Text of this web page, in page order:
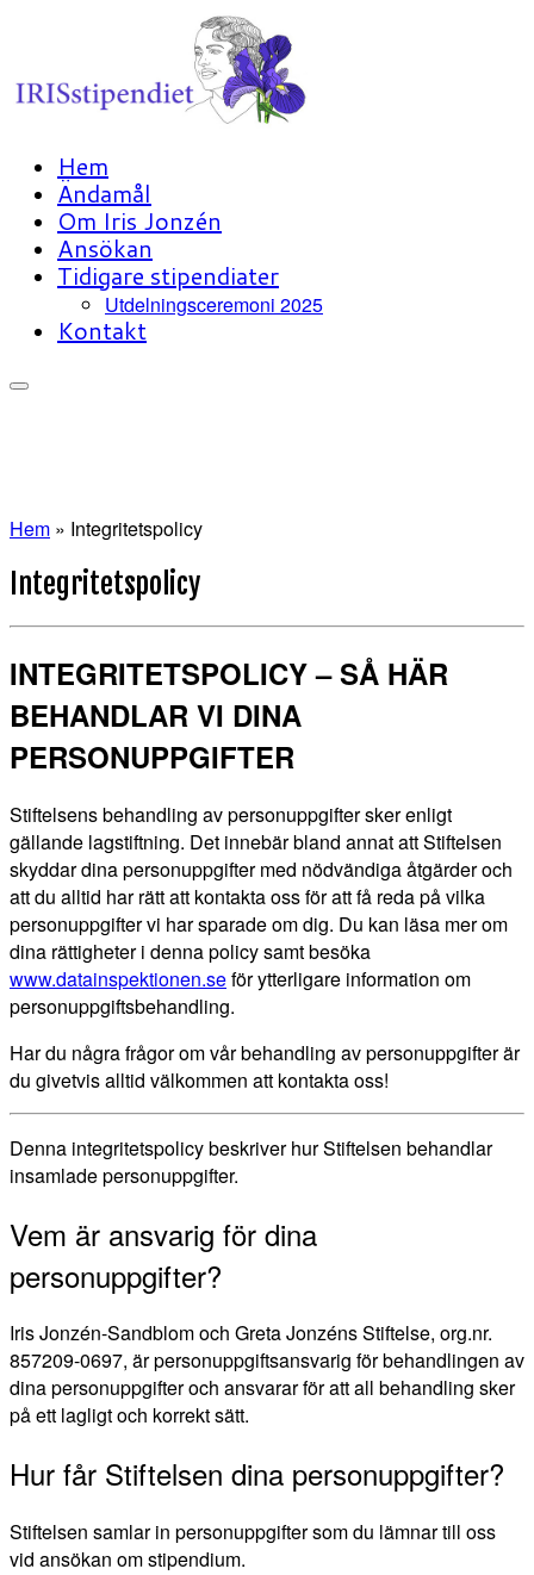
content
Hem
Ändamål
Om Iris Jonzén
Ansökan
Tidigare stipendiater
Utdelningsceremoni 2025
Kontakt
Hem » Integritetspolicy
Integritetspolicy
INTEGRITETSPOLICY – SÅ HÄR
BEHANDLAR VI DINA
PERSONUPPGIFTER
Stiftelsens behandling av personuppgifter sker enligt
gällande lagstiftning. Det innebär bland annat att Stiftelsen
skyddar dina personuppgifter med nödvändiga åtgärder och
att du alltid har rätt att kontakta oss för att få reda på vilka
personuppgifter vi har sparade om dig. Du kan läsa mer om
dina rättigheter i denna policy samt besöka
www.datainspektionen.seför ytterligare information om
personuppgiftsbehandling.
Har du några frågor om vår behandling av personuppgifter är
du givetvis alltid välkommen att kontakta oss!
Denna integritetspolicy beskriver hur Stiftelsen behandlar
insamlade personuppgifter.
Vem är ansvarig för dina
personuppgifter?
Iris Jonzén-Sandblom och Greta Jonzéns Stiftelse, org.nr.
857209-0697, är personuppgiftsansvarig för behandlingen av
dina personuppgifter och ansvarar för att all behandling sker
på ett lagligt och korrekt sätt.
Hur får Stiftelsen dina personuppgifter?
Stiftelsen samlar in personuppgifter som du lämnar till oss
vid ansökan om stipendium.